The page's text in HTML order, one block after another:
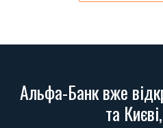
Альфа-Банк вже
та